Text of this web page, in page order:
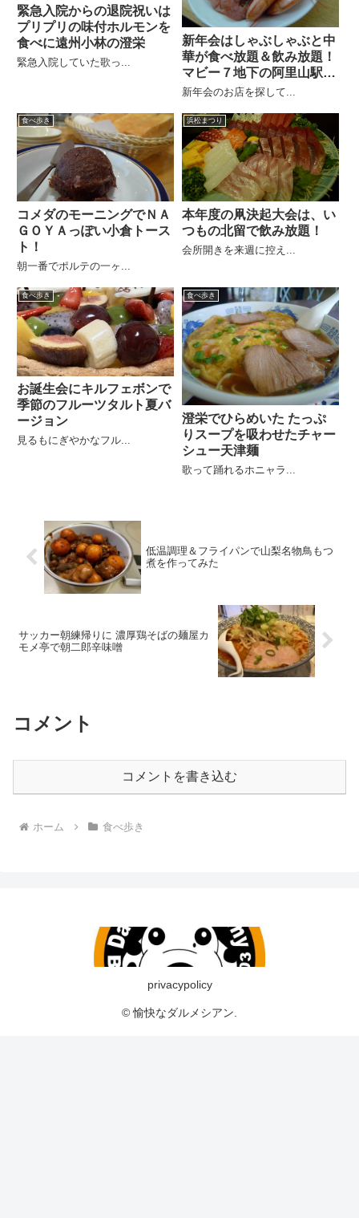
緊急入院からの退院祝いは
プリプリの味付ホルモンを
食べに遠州小林の澄栄
緊急入院していた歌っ...
新年会はしゃぶしゃぶと中
華が食べ放題＆飲み放題！
マビー７地下の阿里山駅前
店
新年会のお店を探して...
食べ歩き
コメダのモーニングでＮＡ
ＧＯＹＡっぽい小倉トース
ト！
朝一番でポルテの一ヶ...
浜松まつり
本年度の凧決起大会は、い
つもの北留で飲み放題！
会所開きを来週に控え...
食べ歩き
お誕生会にキルフェボンで
季節のフルーツタルト夏バ
ージョン
見るもにぎやかなフル...
食べ歩き
澄栄でひらめいた たっぷ
りスープを吸わせたチャー
シュー天津麺
歌って踊れるホニャラ...
低温調理＆フライパンで山梨名物鳥もつ
煮を作ってみた
サッカー朝練帰りに 濃厚鶏そばの麺屋カ
モメ亭で朝二郎辛味噌
コメント
コメントを書き込む
ホーム 食べ歩き
privacypolicy
© 愉快なダルメシアン.